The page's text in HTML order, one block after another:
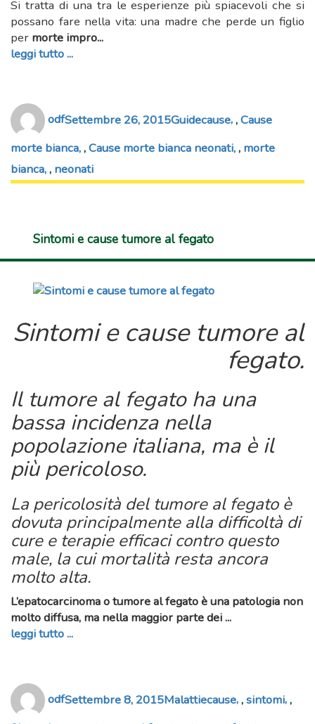
Si tratta di una tra le esperienze più spiacevoli che si
possano fare nella vita: una madre che perde un figlio
per morte impro...
leggi tutto ...
Author
odf
Posted
on
Settembre 26, 2015Guidecause ,Cause
morte bianca ,Cause morte bianca neonati , morte
bianca , neonati
Sintomi e cause tumore al fegato
Sintomi e cause tumore al
fegato.
Il tumore al fegato ha una
bassa incidenza nella
popolazione italiana, ma è il
più pericoloso.
La pericolosità del tumore al fegato è
dovuta principalmente alla difficoltà di
cure e terapie efficaci contro questo
male, la cui mortalità resta ancora
molto alta.
L’epatocarcinoma otumore al fegatoè una patologia non
molto diffusa, ma nella maggior parte dei ...
leggi tutto ...
Author
odf
Posted
on
Settembre 8, 2015Malattiecause ,sintomi ,